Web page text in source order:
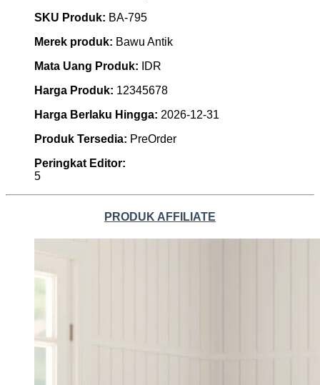
SKU Produk: BA-795
Merek produk: Bawu Antik
Mata Uang Produk:
IDR
Harga Produk: 12345678
Harga Berlaku Hingga: 2026-12-31
Produk Tersedia: PreOrder
Peringkat Editor:
5
PRODUK AFFILIATE